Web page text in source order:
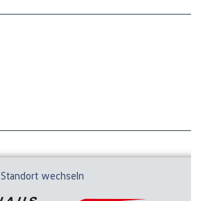
Standort wechseln